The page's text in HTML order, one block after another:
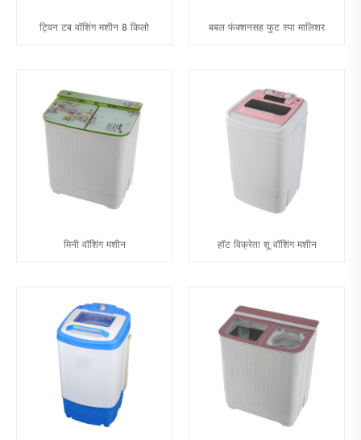
ट्विन टब वॉशिंग मशीन 8 किलो बबल फंक्शनसह फुट स्पा मालिशर
मिनी वॉशिंग मशीन हॉट विक्रेता शू वॉशिंग मशीन